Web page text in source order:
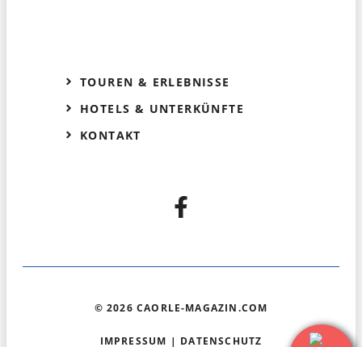
TOUREN & ERLEBNISSE
HOTELS & UNTERKÜNFTE
KONTAKT
© 2026 CAORLE-MAGAZIN.COM
IMPRESSUM | DATENSCHUTZ